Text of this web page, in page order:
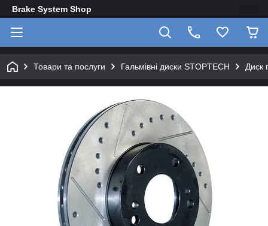
Brake System Shop
Товари та послуги Гальмівні диски STOPTECH Диск